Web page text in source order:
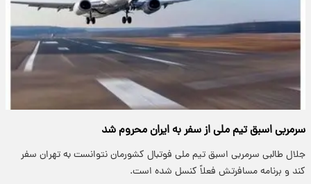
سرمربی اسبق تیم ملی از سفر به ایران محروم شد
جلال طالبی سرمربی اسبق تیم ملی فوتبال کشورمان نتوانست به تهران سفر
کند و برنامه مسافرتش فعلاً کنسل شده است.